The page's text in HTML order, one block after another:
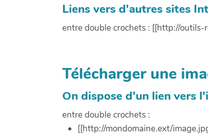
Liens vers d'autres sites
entre double crochets : [[http://outils-
Télécharger une
On dispose d'un lien vers
entre double crochets :
[[http://mondomaine.ext/